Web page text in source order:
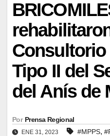
Consultorio
Tipo II del
del Anís de
Por Prensa Regional
ENE 31, 2023 #MPPS,